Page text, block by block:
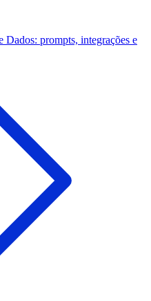
Dados: prompts, integrações e